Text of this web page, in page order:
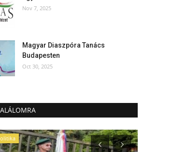
Nov 7, 2025
Magyar Diaszpóra Tanács
Budapesten
Oct 30, 2025